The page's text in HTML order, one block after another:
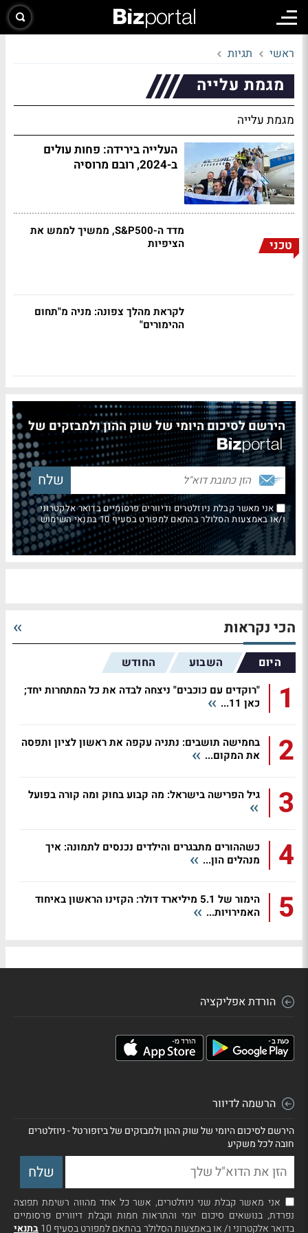
ראשי תגיות
מגמת עלייה
מגמת עלייה
העלייה בירידה: פחות עולים
ב-2024, רובם מרוסיה
טכני
מדד ה-S&P500, ממשיך לממש את
הציפיות
לקראת מהלך צפונה: מניה מ"תחום
ההימורים"
הירשם לסיכום היומי של שוק ההון ולמבזקים של
אני מאשר קבלת ניוזלטרים ודיוורים פרסומיים בדואר אלקטרוני
ו/או באמצעות הסלולר בהתאם למפורט בסעיף 10 בתנאי השימוש
הכי נקראות
היום השבוע החודש
1
"רוקדים עם כוכבים" ניצחה לבדה את כל המתחרות יחד;
כאן 11...
2
בחמישה תושבים: נתניה עקפה את ראשון לציון ותפסה
את המקום...
3 גיל הפרישה בישראל: מה קבוע בחוק ומה קורה בפועל
4
כשההורים מתבגרים והילדים נכנסים לתמונה: איך
מנהלים הון...
5
הימור של 5.1 מיליארד דולר: הקזינו הראשון באיחוד
האמירויות...
הורדת אפליקציה
הרשמה לדיוור
הירשם לסיכום היומי של שוק ההון ולמבזקים של ביזפורטל - ניוזלטרים
חובה לכל משקיע
אני מאשר קבלת שני ניוזלטרים, אשר כל אחד מהווה רשימת תפוצה
נפרדת, בנושאים סיכום יומי והתראות חמות וקבלת דיוורים פרסומיים
בדואר אלקטרוני ו/ או באמצעות הסלולר בהתאם למפורט בסעיף 10
בתנאי